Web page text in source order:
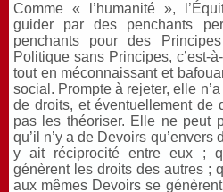
Comme « l’humanité »,
guider par des penchants
penchants pour des
Politique sans Principes, c’est-
tout en méconnaissant et
social. Prompte à rejeter, elle
de droits, et éventuellement de
pas les théoriser. Elle ne peut
qu’il n’y a de Devoirs qu’envers
y ait réciprocité entre eux ;
génèrent les droits des autres ;
aux mêmes Devoirs se